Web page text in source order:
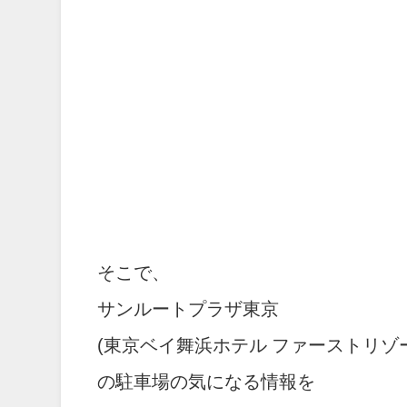
そこで、
サンルートプラザ東京
(東京ベイ舞浜ホテル ファーストリゾ
の駐車場の気になる情報を